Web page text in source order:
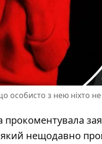
особисто з нею ніхто не
прокоментувала
нещодавно